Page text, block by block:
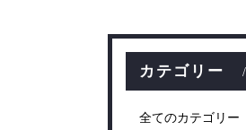
カテゴリー
全てのカテゴリー